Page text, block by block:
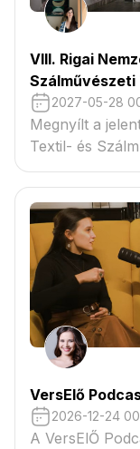
VIII. Rigai
Szálművészeti
2027-05-28
Megnyílt a
Textil- és
VersElő
2026-12-24
A VersElŐ